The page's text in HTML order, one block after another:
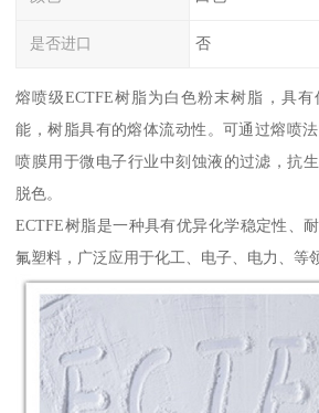
是否进口 否
熔喷级ECTFE树脂为白色粉末树脂，具
能，树脂具有的熔体流动性。可通过熔喷
喷膜用于微电子行业中刻蚀液的过滤，抗
脱色。
ECTFE树脂是一种具有优异化学稳定性、
氟塑料，广泛应用于化工、电子、电力、等